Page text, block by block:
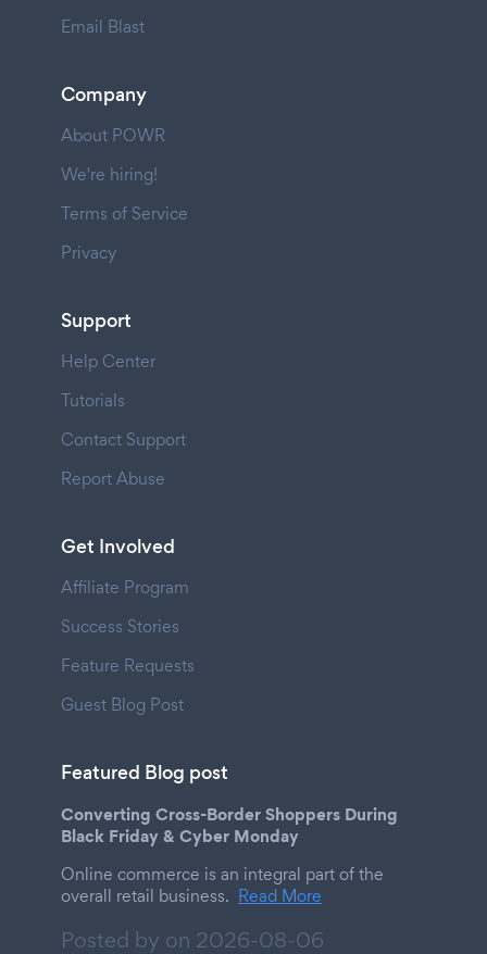
Email Blast
Company
About POWR
We're hiring!
Terms of Service
Privacy
Support
Help Center
Tutorials
Contact Support
Report Abuse
Get Involved
Affiliate Program
Success Stories
Feature Requests
Guest Blog Post
Featured Blog post
Converting Cross-Border Shoppers During
Black Friday & Cyber Monday
Online commerce is an integral part of the
overall retail business. Read More
Posted by on 2026-08-06